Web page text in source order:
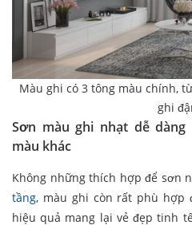
Màu ghi có 3 tông màu chính,
ghi
Sơn màu ghi nhạt dễ
màu khác
Không những thích hợp để sơn
tầng, màu ghi còn rất phù hợp
hiệu quả mang lại vẻ đẹp tinh